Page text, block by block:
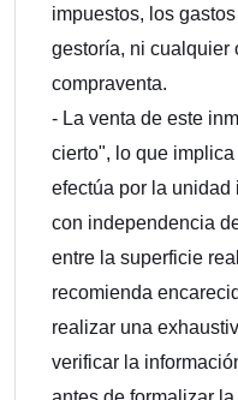
impuestos, los
gestoría, ni cualquier
compraventa.
- La venta de este
cierto", lo que
efectúa por la
con independencia
entre la superficie
recomienda
realizar una
verificar la